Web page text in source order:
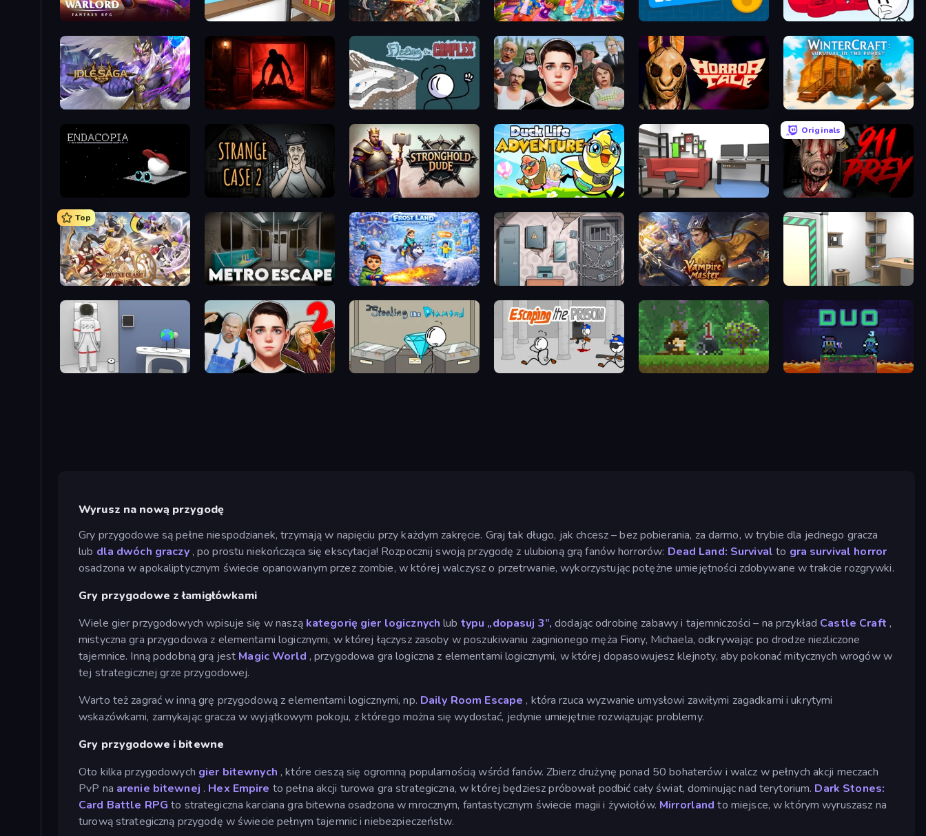
Warlord: Fantasy RPG Game Cafe Escape Crystal Saga: Nova Imagine Island Infiltrating the Airship
Idle Saga Doors Castle Fleeing the Complex Schoolboy Escape: Runaway Horror Tale WinterCraft: Survival in the Forest
Endacopia Escape Room: Strange Case 2 Stronghold Dude Duck Life: Adventure (Demo) Video Studio Escape
Originals
911: Prey
Top
Divine Clash Metro Escape Frost Land - Snow Survival Cube Stories: Escape Vampire Master Machine Room Escape
Space Museum Escape Schoolboy Escape 2 Stealing the Diamond Aground Duo
Wyrusz na nową przygodę
Gry przygodowe są pełne niespodzianek, trzymają w napięciu przy każdym zakręcie. Graj tak długo, jak chcesz – bez pobierania, za darmo, w trybie dla jednego gracza
lub dla dwóch graczy, po prostu niekończąca się ekscytacja! Rozpocznij swoją przygodę z ulubioną grą fanów horrorów: Dead Land: Survival to gra survival horror
osadzona w apokaliptycznym świecie opanowanym przez zombie, w której walczysz o przetrwanie, wykorzystując potężne umiejętności zdobywane w trakcie rozgrywki.
Gry przygodowe z łamigłówkami
Wiele gier przygodowych wpisuje się w naszą kategorię gier logicznych lub typu „dopasuj 3”, dodając odrobinę zabawy i tajemniczości – na przykład Castle Craft ,
mistyczna gra przygodowa z elementami logicznymi, w której łączysz zasoby w poszukiwaniu zaginionego męża Fiony, Michaela, odkrywając po drodze niezliczone
tajemnice. Inną podobną grą jest Magic World , przygodowa gra logiczna z elementami logicznymi, w której dopasowujesz klejnoty, aby pokonać mitycznych wrogów w
tej strategicznej grze przygodowej.
Warto też zagrać w inną grę przygodową z elementami logicznymi, np. Daily Room Escape , która rzuca wyzwanie umysłowi zawiłymi zagadkami i ukrytymi
wskazówkami, zamykając gracza w wyjątkowym pokoju, z którego można się wydostać, jedynie umiejętnie rozwiązując problemy.
Gry przygodowe i bitewne
Oto kilka przygodowych gier bitewnych , które cieszą się ogromną popularnością wśród fanów. Zbierz drużynę ponad 50 bohaterów i walcz w pełnych akcji meczach
PvP na arenie bitewnej . Hex Empire to pełna akcji turowa gra strategiczna, w której będziesz próbował podbić cały świat, dominując nad terytorium. Dark Stones:
Card Battle RPG to strategiczna karciana gra bitewna osadzona w mrocznym, fantastycznym świecie magii i żywiołów. Mirrorland to miejsce, w którym wyruszasz na
turową strategiczną przygodę w świecie pełnym tajemnic i niebezpieczeństw.